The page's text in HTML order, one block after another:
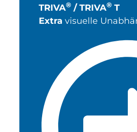
TRIVA® / TRIVA® T
Extra visuelle